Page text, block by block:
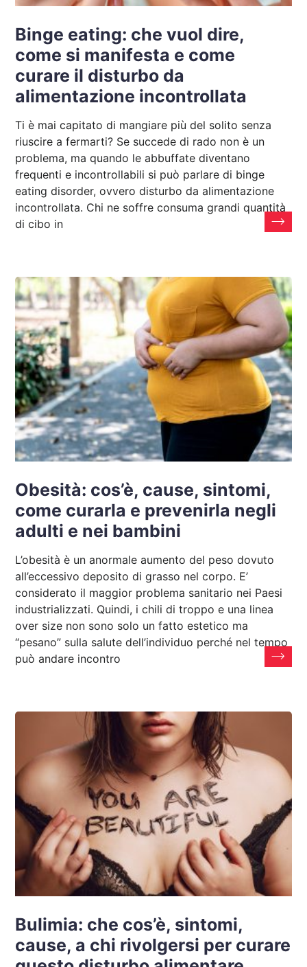
Binge eating: che vuol dire,
come si manifesta e come
curare il disturbo da
alimentazione incontrollata
Ti è mai capitato di mangiare più del solito senza
riuscire a fermarti? Se succede di rado non è un
problema, ma quando le abbuffate diventano
frequenti e incontrollabili si può parlare di binge
eating disorder, ovvero disturbo da alimentazione
incontrollata. Chi ne soffre consuma grandi quantità
di cibo in
Obesità: cos’è, cause, sintomi,
come curarla e prevenirla negli
adulti e nei bambini
L’obesità è un anormale aumento del peso dovuto
all’eccessivo deposito di grasso nel corpo. E’
considerato il maggior problema sanitario nei Paesi
industrializzati. Quindi, i chili di troppo e una linea
over size non sono solo un fatto estetico ma
“pesano” sulla salute dell’individuo perché nel tempo
può andare incontro
Bulimia: che cos’è, sintomi,
cause, a chi rivolgersi per curare